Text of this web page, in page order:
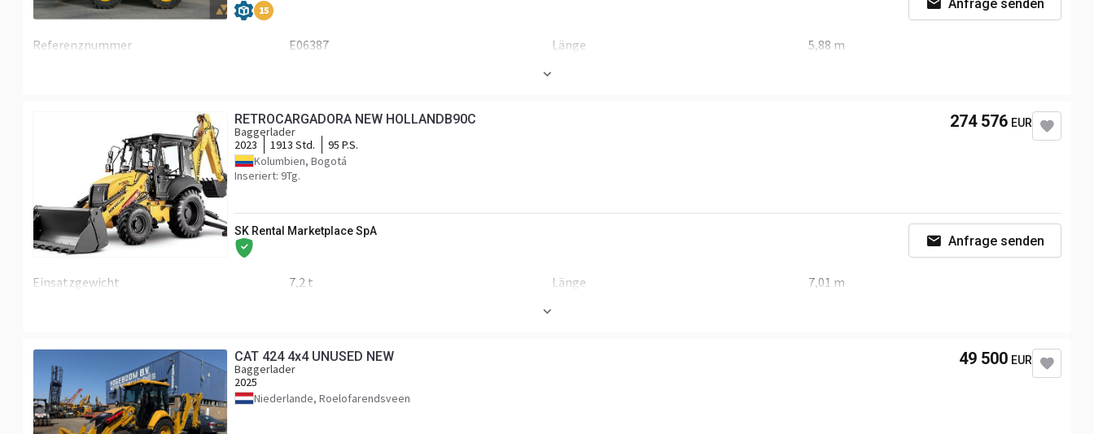
15 Anfrage senden
Referenznummer E06387 Länge
5,88 m
RETROCARGADORA NEW HOLLANDB90C
Baggerlader
2023
1913 Std.
95 P.S.
Kolumbien, Bogotá
Inseriert: 9Tg.
274 576 EUR
SK Rental Marketplace SpA
Anfrage senden
Einsatzgewicht 7,2 t Länge
7,01 m
CAT 424 4x4 UNUSED NEW
Baggerlader
2025
Niederlande, Roelofarendsveen
49 500 EUR